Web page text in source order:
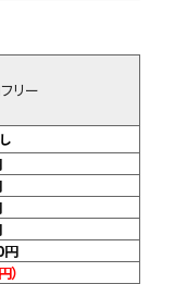
リー
円
）